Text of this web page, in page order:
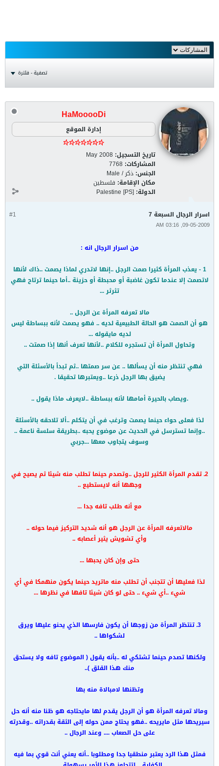
تصفية - فلترة
HaMooooDi
إدارة الموقع
تاريخ التسجيل: May 2008
المشاركات: 7768
الجنس: ذكر / Male
مكان الإقامة: فلسطين
الدولة: Palestine [PS]
#1 اسرار الرجال السبعة 7
09-05-2009, 03:16 AM
من اسرار الرجال انه :
1 - يعذب المرأة كثيرا صمت الرجل ..إنها لاتدري لماذا يصمت ..ذاك لأنها
لاتصمت إلا عندما تكون غاضبة أو محبطة أو حزينة ..أما حينما ترتاح فهي
تثرثر ...
مالا تعرفه المرأة عن الرجل ..
هو أن الصمت هو الحالة الطبيعية لديه .. فهو يصمت لأنه ببساطة ليس
لديه مايقوله ...
وتحاول المرأة أن تستجره للكلام ..لأنها تعرف أنها إذا صمتت ..
فهي تنتظر منه أن يسألها .. عن سر صمتها ..ثم تبدأ بالأسئلة التي
يضيق بها الرجل ذرعا ..ويعتبرها تحقيقا .
.ويصاب بالحيرة أمامها لأنه ببساطة ..لايعرف ماذا يقول ..
لذا فعلى حواء حينما يصمت وترغب في أن يتكلم ..ألا تلاحقه بالأسئلة
..وإنما تسترسل في الحديث عن موضوع يحبه ..بطريقة سلسة ناعمة ..
وسوف يتجاوب معها ...جربي
2ـ تقدم المرأة الكثير للرجل ..وتصدم حينما تطلب منه شيئا ثم يصيح في
وجهها أنه لايستطيع ..
مع أنه طلب تافه جدا ...
مالاتعرفه المرأة عن الرجل هو أنه شديد التركيز فيما حوله ..
وأي تشويش يثير أعصابه ..
حتى وإن كان يحبها ...
لذا فعليها أن تتجنب أن تطلب منه ماتريد حينما يكون منهمكا في أي
شيء ..أي شيء .. حتى لو كان شيئا تافها في نظرها ...
3ـ تنتظر المرأة من زوجها أن يكون فارسها الذي يحنو عليها ويرق
لشكواها ..
ولكنها تصدم حينما تشتكي له ..بأنه يقول ( الموضوع تافه ولا يستحق
منك هذا القلق )..
وتظنها لامبالاة منه بها
ومالا تعرفه المرأة هو أن الرجل يقدم لها مايحتاجه هو ظنا منه أنه حل
سيريحها مثل مايريحه ..فهو يحتاج ممن حوله إلى الثقة بقدراته ..وقدرته
على حل الصعاب .... وعند الرجال ..
فمثل هذا الرد يعتبر منطقيا جدا ومطلوبا ..أنه يعني أنت قوي بما فيه